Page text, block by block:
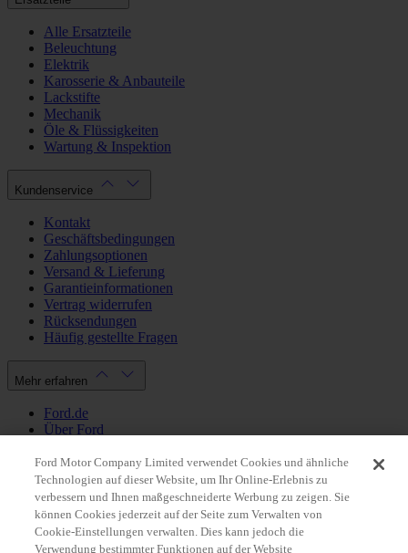
Alle Ersatzteile
Beleuchtung
Elektrik
Karosserie & Anbauteile
Lackstifte
Mechanik
Öle & Flüssigkeiten
Wartung & Inspektion
Kundenservice
Kontakt
Geschäftsbedingungen
Zahlungsoptionen
Versand & Lieferung
Garantieinformationen
Vertrag widerrufen
Rücksendungen
Häufig gestellte Fragen
Mehr erfahren
Ford.de
Über Ford
Datenschutzbestimmungen
Impressum
Mein Konto
Ford Motor Company Limited verwendet Cookies und ähnliche
Technologien auf dieser Website, um Ihr Online-Erlebnis zu
verbessern und Ihnen maßgeschneiderte Werbung zu zeigen. Sie
können Cookies jederzeit auf der Seite zum Verwalten von
Cookie-Einstellungen verwalten. Dies kann jedoch die
Verwendung bestimmter Funktionen auf der Website